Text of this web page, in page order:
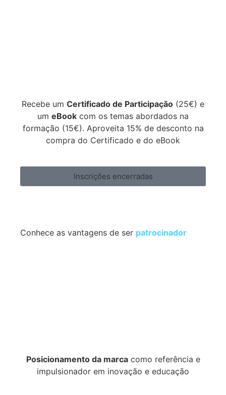
Recebe um Certificado de Participação (25€) e
um eBook com os temas abordados na
formação (15€). Aproveita 15% de desconto na
compra do Certificado e do eBook
Inscrições encerradas
Conhece as vantagens de ser patrocinador
Posicionamento da marcacomo referência e
impulsionador em inovação e educação